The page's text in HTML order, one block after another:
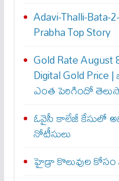
Adavi-Thalli-
Prabha Top Story
Gold Rate August
Digital Gold Price
ఎంత పెరిగిందో
ఓవైసీ కాలేజీ కేసులో
నోటీసులు
హైడ్రా కొలువుల